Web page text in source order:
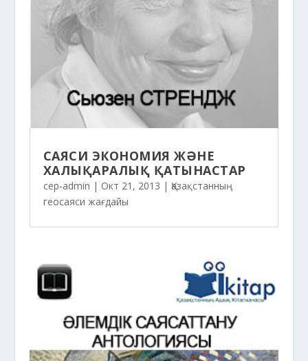
САЯСИ ЭКОНОМИЯ ЖӘНЕ
ХАЛЫҚАРАЛЫҚ ҚАТЫНАСТАР
cep-admin | Окт 21, 2013 | Қазақстанның
геосаяси жағдайы